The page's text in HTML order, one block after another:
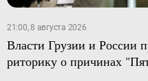
21:00, 8 августа 2026
Власти Грузии и России
риторику о причинах